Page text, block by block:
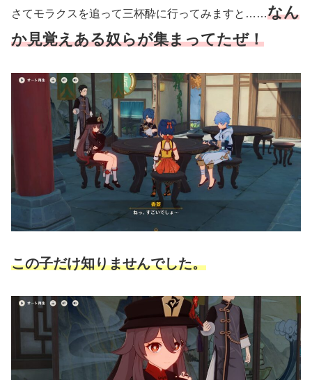
さてモラクスを追って三杯酔に行ってみますと……なん
か見覚えある奴らが集まってたぜ！
この子だけ知りませんでした。